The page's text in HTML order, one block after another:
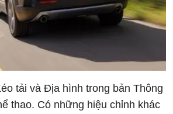
tải và Địa hình trong bản Thông
thao. Có những hiệu chỉnh khác